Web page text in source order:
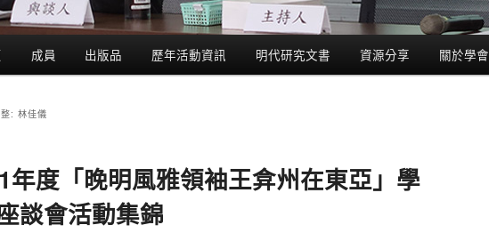
成員 出版品 歷年活動資訊 明代研究文書 資源分享 關於學會
: 林佳儀
年度「晚明風雅領袖王弇州在東亞」學
談會活動集錦